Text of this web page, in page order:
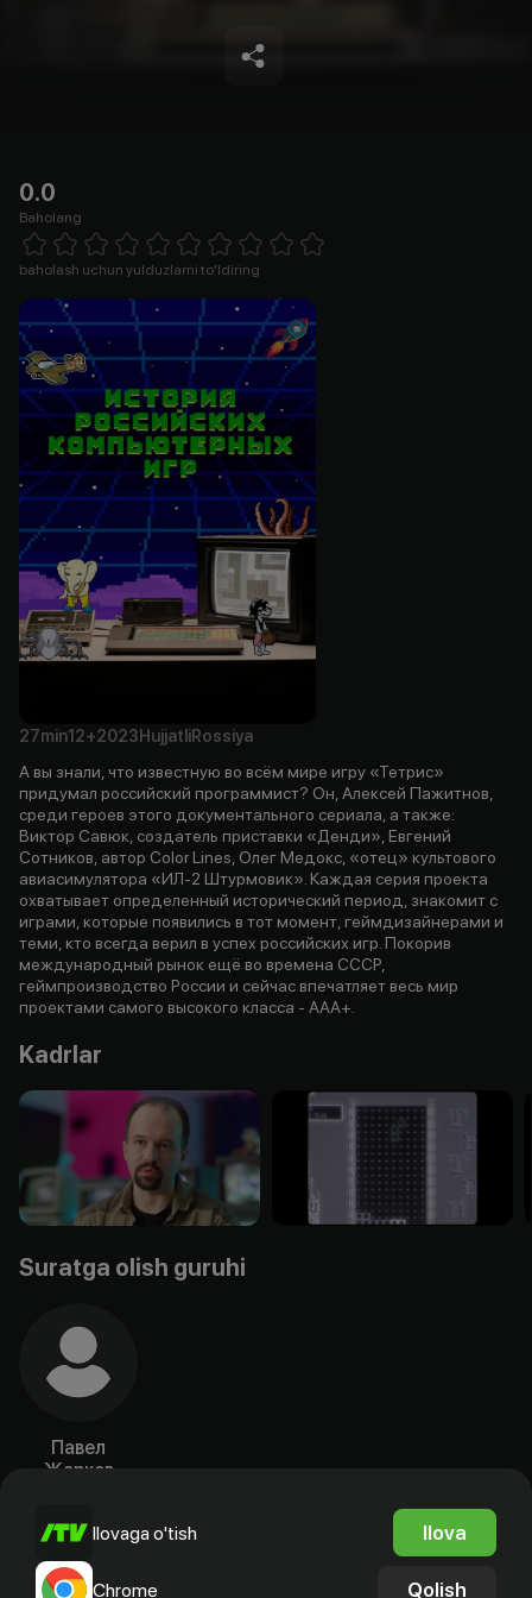
0.0
Baholang
1 Star 2 Stars 3 Stars 4 Stars5 Stars 6 Stars7 Stars8 Stars
baholash uchun yulduzlarni to'ldiring
27min12+2023 HujjatliRossiya
А вы знали, что известную во всём мире игру «Тетрис»
придумал российский программист? Он, Алексей Пажитнов,
среди героев этого документального сериала, а также:
Виктор Савюк, создатель приставки «Денди», Евгений
Сотников, автор Color Lines, Олег Медокс, «отец» культового
авиасимулятора «ИЛ-2 Штурмовик». Каждая серия проекта
охватывает определенный исторический период, знакомит с
играми, которые появились в тот момент, геймдизайнерами и
теми, кто всегда верил в успех российских игр. Покорив
международный рынок ещё во времена СССР,
геймпроизводство России и сейчас впечатляет весь мир
проектами самого высокого класса - ААА+.
Kadrlar
Suratga olish guruhi
Павел
Жарков
Ilovaga o'tish Ilova
Chrome Qolish